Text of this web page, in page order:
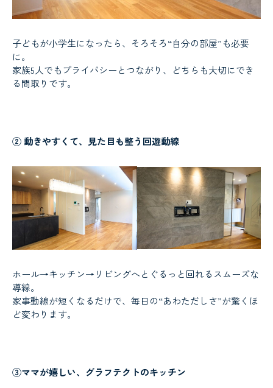
子どもが小学生になったら、そろそろ“自分の部屋”も必要
に。
家族5人でもプライバシーとつながり、どちらも大切にでき
る間取りです。
② 動きやすくて、見た目も整う回遊動線
ホール→キッチン→リビングへとぐるっと回れるスムーズな
導線。
家事動線が短くなるだけで、毎日の“あわただしさ”が驚くほ
ど変わります。
③ママが嬉しい、グラフテクトのキッチン